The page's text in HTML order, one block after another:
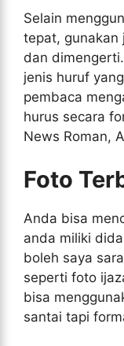
Selain
tepat, gunakan
dan
jenis huruf
pembaca
hurus secara
News Roman,
Foto
Anda bisa
anda miliki
boleh saya
seperti foto
bisa
santai tapi